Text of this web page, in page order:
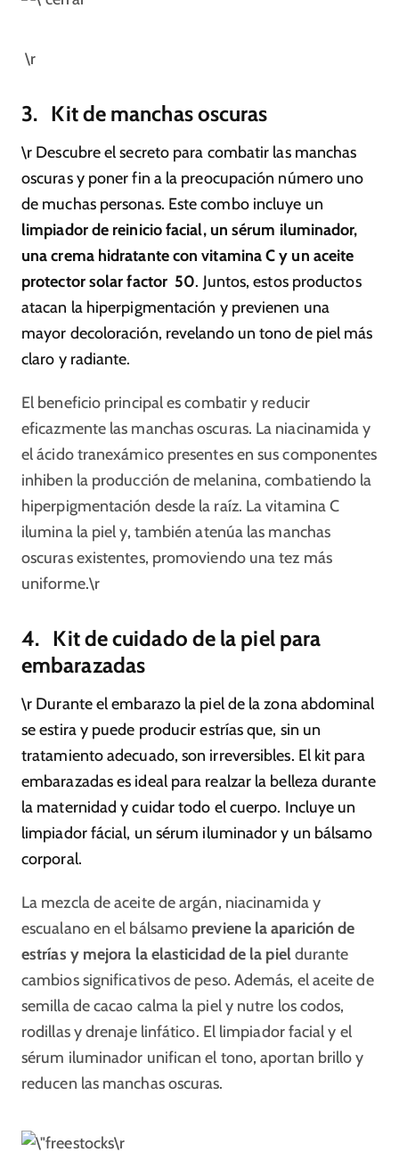
\r
3. Kit de manchas oscuras
\r Descubre el secreto para combatir las manchas
oscuras y poner fin a la preocupación número uno
de muchas personas. Este combo incluye un
limpiador de reinicio facial, un sérum iluminador,
una crema hidratante con vitamina C y un aceite
protector solar factor 50. Juntos, estos productos
atacan la hiperpigmentación y previenen una
mayor decoloración, revelando un tono de piel más
claro y radiante.
El beneficio principal es combatir y reducir
eficazmente las manchas oscuras. La niacinamida y
el ácido tranexámico presentes en sus componentes
inhiben la producción de melanina, combatiendo la
hiperpigmentación desde la raíz. La vitamina C
ilumina la piel y, también atenúa las manchas
oscuras existentes, promoviendo una tez más
uniforme.\r
4. Kit de cuidado de la piel para
embarazadas
\r Durante el embarazo la piel de la zona abdominal
se estira y puede producir estrías que, sin un
tratamiento adecuado, son irreversibles. El kit para
embarazadas es ideal para realzar la belleza durante
la maternidad y cuidar todo el cuerpo. Incluye un
limpiador fácial, un sérum iluminador y un bálsamo
corporal.
La mezcla de aceite de argán, niacinamida y
escualano en el bálsamo previene la aparición de
estrías y mejora la elasticidad de la pieldurante
cambios significativos de peso. Además, el aceite de
semilla de cacao calma la piel y nutre los codos,
rodillas y drenaje linfático. El limpiador facial y el
sérum iluminador unifican el tono, aportan brillo y
reducen las manchas oscuras.
\r